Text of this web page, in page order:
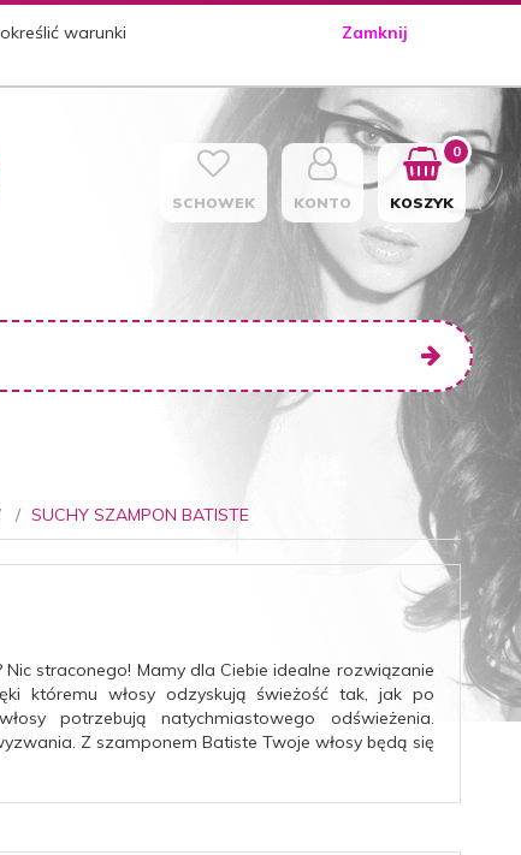
warunki
Zamknij
SCHOWEK KONTO KOSZYK
0
SUCHY SZAMPON BATISTE
straconego! Mamy dla Ciebie idealne rozwiązanie
któremu włosy odzyskują świeżość tak, jak po
potrzebują natychmiastowego odświeżenia.
Z szamponem Batiste Twoje włosy będą się